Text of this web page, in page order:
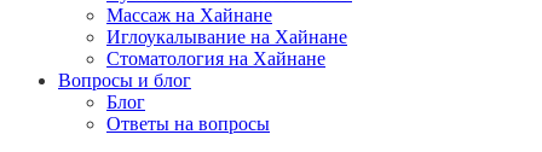
Массаж на Хайнане
Иглоукалывание на Хайнане
Стоматология на Хайнане
Вопросы и блог
Блог
Ответы на вопросы